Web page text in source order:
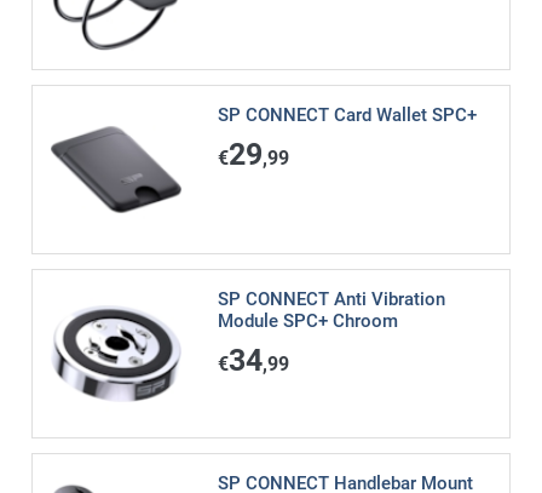
SP CONNECT Card Wallet SPC+
€29,99
SP CONNECT Anti Vibration
Module SPC+ Chroom
€34,99
SP CONNECT Handlebar Mount